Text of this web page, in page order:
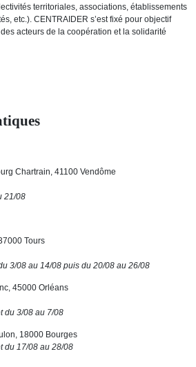
territoriales, associations, établissements
etc.). CENTRAIDER s’est fixé pour objectif
acteurs de la coopération et la solidarité
Chartrain, 41100 Vendôme
21/08
Tours
3/08 au 14/08 puis du 20/08 au 26/08
45000 Orléans
du 3/08 au 7/08
18000 Bourges
du 17/08 au 28/08